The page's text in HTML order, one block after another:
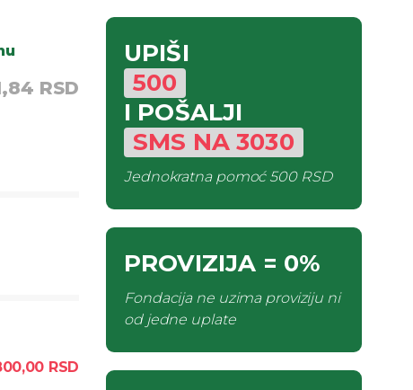
RSD
RSD
UPIŠI
500
I POŠALJI
SMS NA3030
Jednokratna pomoć500 RSD
PROVIZIJA = 0%
Fondacija ne uzima proviziju ni
od jedne uplate